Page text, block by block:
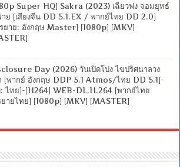
Super HQ] Sakra (2023) เฉียวฟง จอมยุทธ์
าย [เสียงจีน DD 5.1.EX / พากย์ไทย DD 2.0]
ยาย: อังกฤษ Master] [1080p] [MKV]
Day (2026) วันเปิดโปง ไขปริศนาลวง
[พากย์ อังกฤษ DDP 5.1 Atmos/ไทย DD 5.1]-
ไทย]-[H264] WEB-DL.H.264 [พากย์ไทย
ยายไทย] [1080p] [MKV] [MASTER]